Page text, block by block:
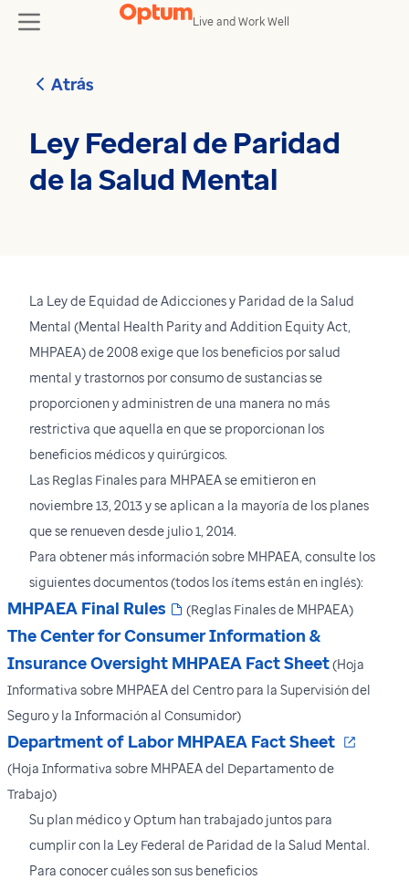
Skip to content
Live and Work Well
Atrás
Ley Federal de Paridad
de la Salud Mental
La Ley de Equidad de Adicciones y Paridad de la Salud
Mental (Mental Health Parity and Addition Equity Act,
MHPAEA) de 2008 exige que los beneficios por salud
mental y trastornos por consumo de sustancias se
proporcionen y administren de una manera no más
restrictiva que aquella en que se proporcionan los
beneficios médicos y quirúrgicos.
Las Reglas Finales para MHPAEA se emitieron en
noviembre 13, 2013 y se aplican a la mayoría de los planes
que se renueven desde julio 1, 2014.
Para obtener más información sobre MHPAEA, consulte los
siguientes documentos (todos los ítems están en inglés):
MHPAEA Final Rules (Reglas Finales de MHPAEA)
The Center for Consumer Information &
Insurance Oversight MHPAEA Fact Sheet(Hoja
Informativa sobre MHPAEA del Centro para la Supervisión del
Seguro y la Información al Consumidor)
Department of Labor MHPAEA Fact Sheet
(Hoja Informativa sobre MHPAEA del Departamento de
Trabajo)
Su plan médico y Optum han trabajado juntos para
cumplir con la Ley Federal de Paridad de la Salud Mental.
Para conocer cuáles son sus beneficios